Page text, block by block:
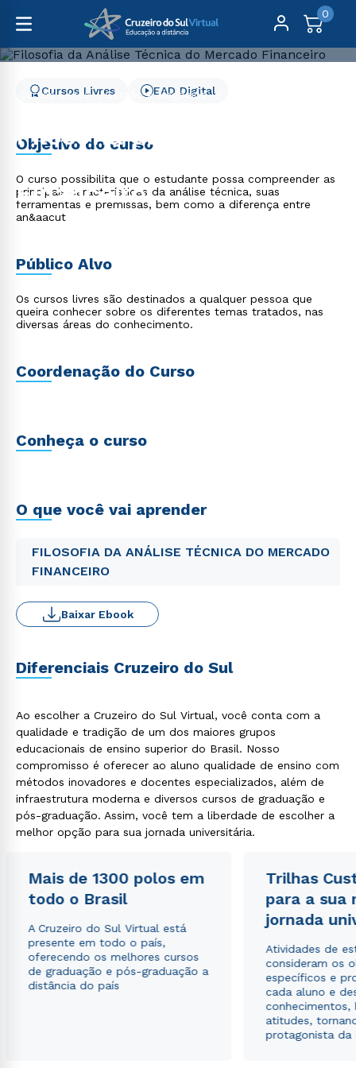
0
Cursos Livres
Gestão e Negócios
Filosofia da Análise
Técnica do Mercado
Financeiro
Cursos Livres EAD Digital
Objetivo do curso
O curso possibilita que o estudante possa compreender as
principais características da análise técnica, suas
ferramentas e premissas, bem como a diferença entre
an&aacut
Público Alvo
Os cursos livres são destinados a qualquer pessoa que
queira conhecer sobre os diferentes temas tratados, nas
diversas áreas do conhecimento.
Coordenação do Curso
Conheça o curso
O que você vai aprender
FILOSOFIA DA ANÁLISE TÉCNICA DO MERCADO
FINANCEIRO
Baixar Ebook
Diferenciais Cruzeiro do Sul
Ao escolher a Cruzeiro do Sul Virtual, você conta com a
qualidade e tradição de um dos maiores grupos
educacionais de ensino superior do Brasil. Nosso
compromisso é oferecer ao aluno qualidade de ensino com
métodos inovadores e docentes especializados, além de
infraestrutura moderna e diversos cursos de graduação e
pós-graduação. Assim, você tem a liberdade de escolher a
melhor opção para sua jornada universitária.
Mais de 1300 polos em
todo o Brasil
A Cruzeiro do Sul Virtual está
presente em todo o país,
oferecendo os melhores cursos
de graduação e pós-graduação a
distância do país
Trilhas
para a sua
jornada
Atividades de
consideram os
específicos e
cada aluno e
conhecimentos,
atitudes,
protagonista da